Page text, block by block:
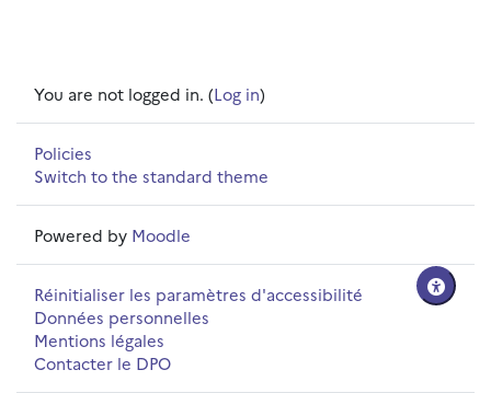
You are not logged in. (Log in)
Policies
Switch to the standard theme
Powered by Moodle
Réinitialiser les paramètres d'accessibilité
Données personnelles
Mentions légales
Contacter le DPO